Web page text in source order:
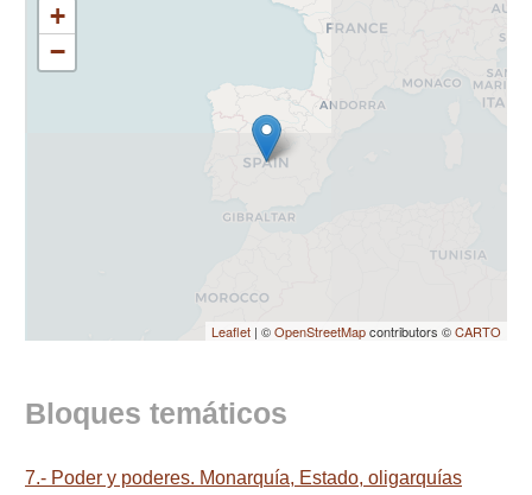
+
−
Leaflet | ©OpenStreetMapcontributors ©CARTO
Bloques temáticos
7.- Poder y poderes. Monarquía, Estado, oligarquías